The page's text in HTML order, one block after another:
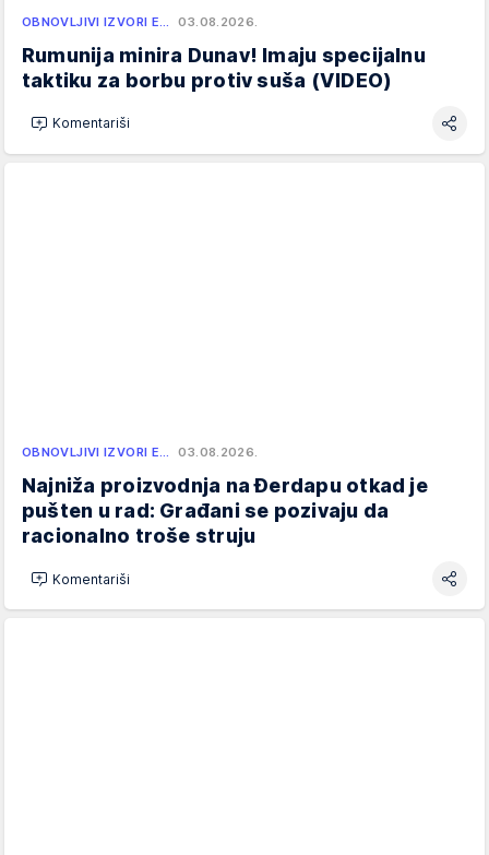
OBNOVLJIVI IZVORI E… 03.08.2026.
Rumunija minira Dunav! Imaju specijalnu
taktiku za borbu protiv suša (VIDEO)
Komentariši
OBNOVLJIVI IZVORI E… 03.08.2026.
Najniža proizvodnja na Đerdapu otkad je
pušten u rad: Građani se pozivaju da
racionalno troše struju
Komentariši